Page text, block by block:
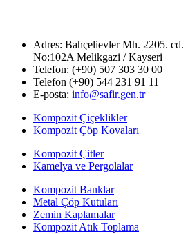
Adres: Bahçelievler Mh. 2205. cd.
No:102A Melikgazi / Kayseri
Telefon: (+90) 507 303 30 00
Telefon (+90) 544 231 91 11
E-posta: info@safir.gen.tr
Kompozit Çiçeklikler
Kompozit Çöp Kovaları
Kompozit Çitler
Kamelya ve Pergolalar
Kompozit Banklar
Metal Çöp Kutuları
Zemin Kaplamalar
Kompozit Atık Toplama